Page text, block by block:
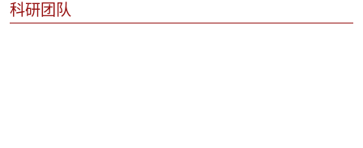
科研团队